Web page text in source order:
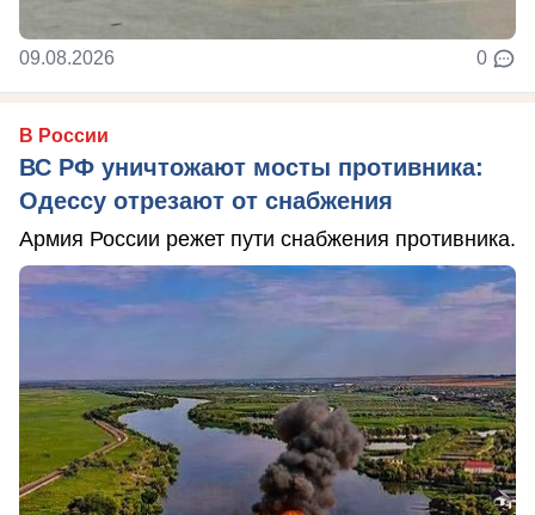
09.08.2026 0
В России
ВС РФ уничтожают мосты противника:
Одессу отрезают от снабжения
Армия России режет пути снабжения противника.